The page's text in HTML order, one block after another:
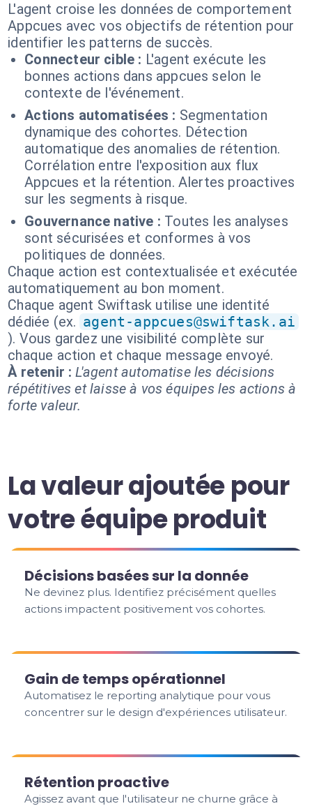
L'agent croise les données de comportement
Appcues avec vos objectifs de rétention pour
identifier les patterns de succès.
Connecteur cible : L'agent exécute les
bonnes actions dans appcues selon le
contexte de l'événement.
Actions automatisées : Segmentation
dynamique des cohortes. Détection
automatique des anomalies de rétention.
Corrélation entre l'exposition aux flux
Appcues et la rétention. Alertes proactives
sur les segments à risque.
Gouvernance native : Toutes les analyses
sont sécurisées et conformes à vos
politiques de données.
Chaque action est contextualisée et exécutée
automatiquement au bon moment.
Chaque agent Swiftask utilise une identité
dédiée (ex. agent-appcues@swiftask.ai
). Vous gardez une visibilité complète sur
chaque action et chaque message envoyé.
À retenir : L'agent automatise les décisions
répétitives et laisse à vos équipes les actions à
forte valeur.
La valeur ajoutée pour
votre équipe produit
Décisions basées sur la donnée
Ne devinez plus. Identifiez précisément quelles
actions impactent positivement vos cohortes.
Gain de temps opérationnel
Automatisez le reporting analytique pour vous
concentrer sur le design d'expériences utilisateur.
Rétention proactive
Agissez avant que l'utilisateur ne churne grâce à